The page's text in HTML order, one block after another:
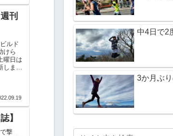
刊
ルド
けら
曜日は
まし
】
撃
中4日で2
3か月ぶ